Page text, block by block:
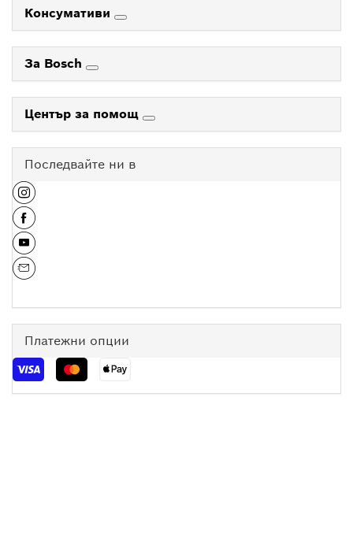
Консумативи
За Bosch
Център за помощ
Последвайте ни в
Платежни опции